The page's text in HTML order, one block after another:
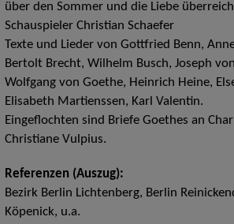
über den Sommer und die Liebe
Schauspieler Christian Schaefer
Texte und Lieder von Gottfried Benn,
Bertolt Brecht, Wilhelm Busch, Joseph
Wolfgang von Goethe, Heinrich Heine,
Elisabeth Martienssen, Karl Valentin.
Eingeflochten sind Briefe Goethes an
Christiane Vulpius.
Referenzen (Auszug):
Bezirk Berlin Lichtenberg, Berlin
Köpenick, u.a.